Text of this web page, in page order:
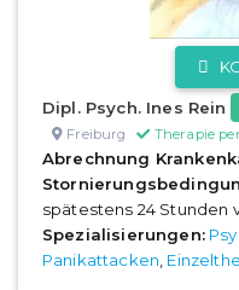
Dipl. Psych. Ines Rein
Freiburg Therapie
Abrechnung
spätestens 24 Stunden
Spezialisierungen:
Panikattacken